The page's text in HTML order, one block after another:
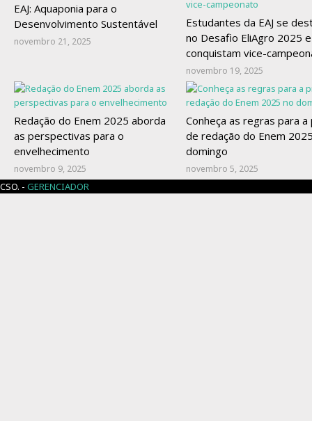
EAJ: Aquaponia para o
Desenvolvimento Sustentável
novembro 21, 2025
Estudantes da EAJ se
no Desafio EliAgro 2025 e
conquistam vice-
novembro 19, 2025
Redação do Enem 2025 aborda
as perspectivas para o
envelhecimento
novembro 9, 2025
Conheça as regras para a
de redação do Enem
domingo
novembro 5, 2025
CSO. - GERENCIADOR